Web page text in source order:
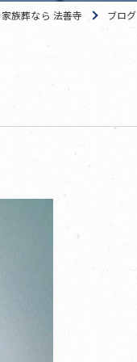
族葬なら 法善寺 ブログ